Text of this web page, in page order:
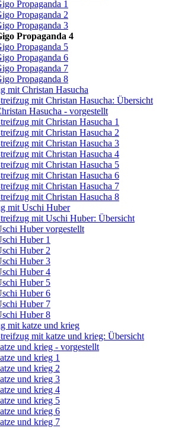
Propaganda 1
Propaganda 2
Propaganda 3
Propaganda 4
Propaganda 5
Propaganda 6
Propaganda 7
Propaganda 8
mit Christan Hasucha
mit Christan Hasucha: Übersicht
Hasucha - vorgestellt
mit Christan Hasucha 1
mit Christan Hasucha 2
mit Christan Hasucha 3
mit Christan Hasucha 4
mit Christan Hasucha 5
mit Christan Hasucha 6
mit Christan Hasucha 7
mit Christan Hasucha 8
mit Uschi Huber
mit Uschi Huber: Übersicht
Huber vorgestellt
Huber 1
Huber 2
Huber 3
Huber 4
Huber 5
Huber 6
Huber 7
Huber 8
mit katze und krieg
mit katze und krieg: Übersicht
und krieg - vorgestellt
und krieg 1
und krieg 2
und krieg 3
und krieg 4
und krieg 5
und krieg 6
und krieg 7